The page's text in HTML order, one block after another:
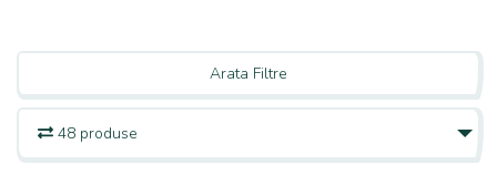
Arata Filtre
48 produse